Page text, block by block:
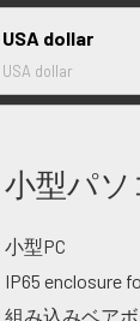
USA dollar
USA dollar
小型パソ
小型PC
IP65 enclosure
組み込みベア